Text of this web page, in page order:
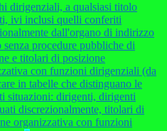
dirigenziali, a qualsiasi titolo
ivi inclusi quelli conferiti
dall'organo di indirizzo
procedure pubbliche di
e titolari di posizione
con funzioni dirigenziali (da
in tabelle che distinguano le
situazioni: dirigenti, dirigenti
discrezionalmente, titolari di
organizzativa con funzioni